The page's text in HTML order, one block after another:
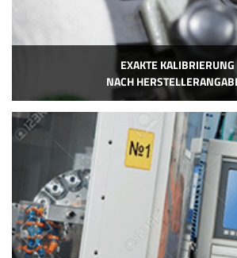
EXAKTE KALIBRIERUNG
NACH